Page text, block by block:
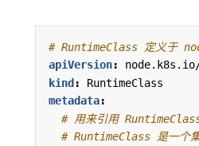
# RuntimeClass 定义于
apiVersion:
kind :
RuntimeClass
metadata:
# 用来引用
# RuntimeClass 是一个